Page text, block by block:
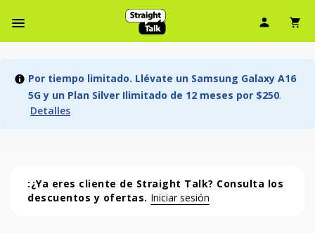
Menú de barra de navegación
Ícono
Por tiempo limitado. Llévate un Samsung Galaxy A16
5G y un Plan Silver Ilimitado de 12 meses por $250.
Detalles
:¿Ya eres cliente de Straight Talk? Consulta los
descuentos y ofertas. Iniciar sesión